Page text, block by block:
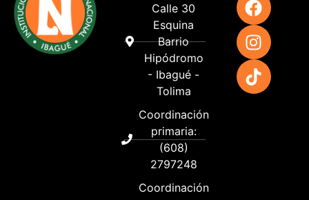
Calle 30
Esquina
Barrio
Hipódromo
- Ibagué -
Tolima
Coordinación
primaria:
(608)
2797248
Coordinación